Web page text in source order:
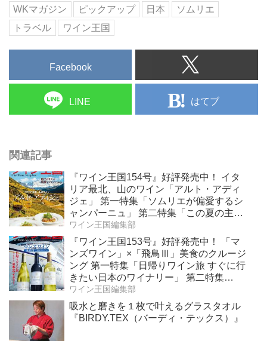
WKマガジン
ピックアップ 日本
ソムリエ
トラベル
ワイン王国
Facebook
LINE はてブ
関連記事
『ワイン王国154号』好評発売中！ イタ
リア最北、山のワイン「アルト・アディ
ジェ」 第一特集「ソムリエが偏愛するシ
ャンパーニュ」 第二特集「この夏の主
役！ ナチュラルなロゼワイン」
ワイン王国編集部
『ワイン王国153号』好評発売中！ 「マ
ンズワイン」×「飛鳥Ⅲ」美食のクルージ
ング 第一特集「日帰りワイン旅 すぐに行
きたい日本のワイナリー」 第二特集
「Bordeaux Primeur Report2025」
ワイン王国編集部
吸水と磨きを１枚で叶えるグラスタオル
『BIRDY.TEX（バーディ・テックス）』